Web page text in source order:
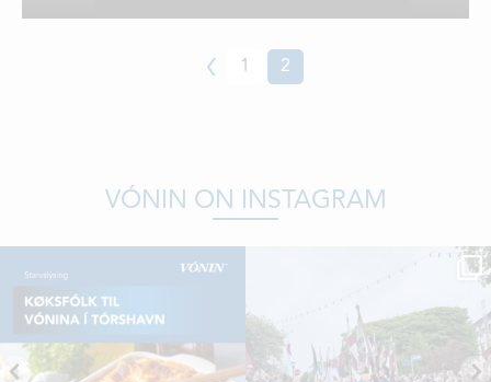
LOCATIONS
Previous
1 2
VÓNIN ON INSTAGRAM